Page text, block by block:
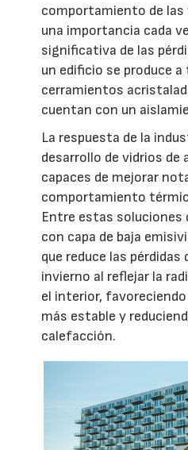
comportamiento de las
una importancia cada
significativa de las
un edificio se produce
cerramientos
cuentan con un
La respuesta de la
desarrollo de vidrios
capaces de mejorar
comportamiento
Entre estas soluciones
con capa de baja
que reduce las pérdidas
invierno al reflejar la
el interior,
más estable y
calefacción.